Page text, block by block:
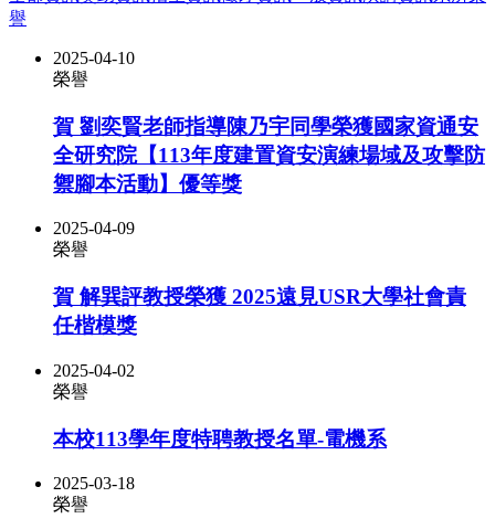
譽
2025-04-10
榮譽
賀 劉奕賢老師指導陳乃宇同學榮獲國家資通安
全研究院【113年度建置資安演練場域及攻擊防
禦腳本活動】優等獎
2025-04-09
榮譽
賀 解巽評教授榮獲 2025遠見USR大學社會責
任楷模獎
2025-04-02
榮譽
本校113學年度特聘教授名單-電機系
2025-03-18
榮譽